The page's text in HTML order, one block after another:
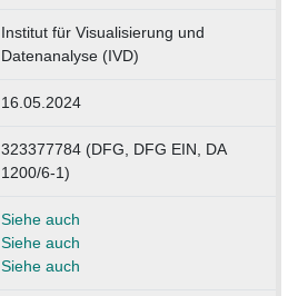
Institut für Visualisierung und
Datenanalyse (IVD)
16.05.2024
323377784 (DFG, DFG EIN, DA
1200/6-1)
Siehe auch
Siehe auch
Siehe auch